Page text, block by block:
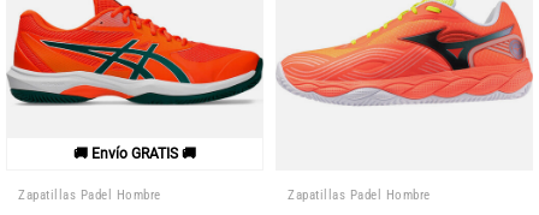
🚚 Envío GRATIS 🚚
Zapatillas Padel Hombre Zapatillas Padel Hombre